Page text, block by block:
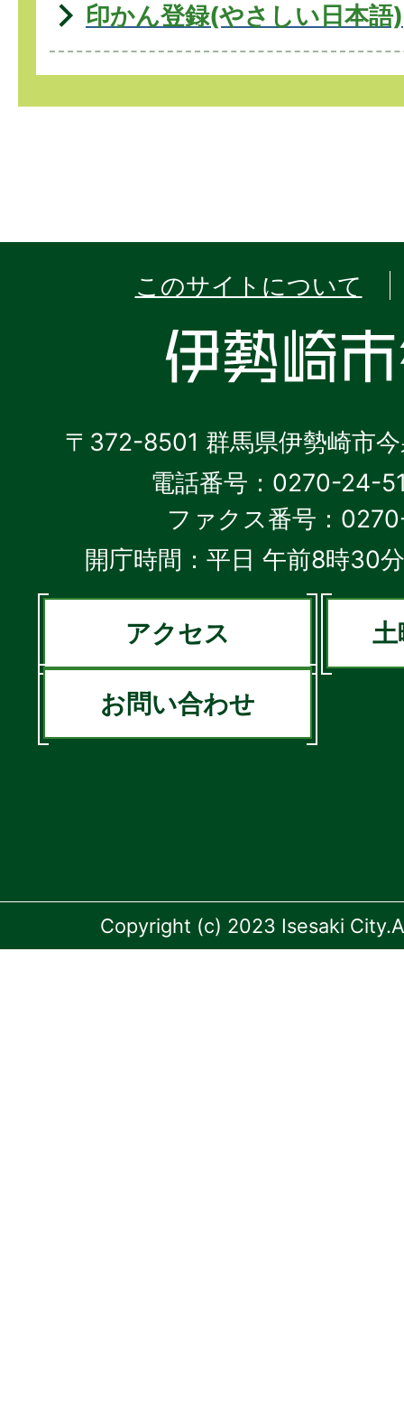
印かん登録(やさしい日本語)
このサイトについて
〒372-8501 群馬県伊勢崎市
電話番号：0270-24-
ファクス番号：
開庁時間：平日 午前8時30
アクセス 土
お問い合わせ
Copyright (c) 2023 Isesaki